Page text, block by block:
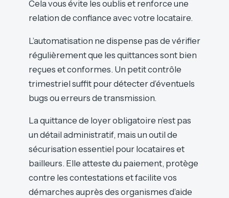
Cela vous évite les oublis et renforce une
relation de confiance avec votre locataire.
L’automatisation ne dispense pas de vérifier
régulièrement que les quittances sont bien
reçues et conformes. Un petit contrôle
trimestriel suffit pour détecter d’éventuels
bugs ou erreurs de transmission.
La quittance de loyer obligatoire n’est pas
un détail administratif, mais un outil de
sécurisation essentiel pour locataires et
bailleurs. Elle atteste du paiement, protège
contre les contestations et facilite vos
démarches auprès des organismes d’aide